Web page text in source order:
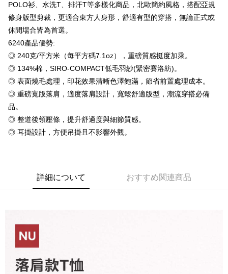
OP Pay Later
1. 本サービスは台湾大哥大によって提供され、台湾大哥大のユーザーは追
加の申請なしで即時に利用可能です。
2. 支払い方法で「OP Pay Later」を選択すると、注文が成立した後に自動
的に OP Pay Later の取引プロセスに移行し、携帯番号を確認後、分割払
いの回数や支払い期限を選択し、支払いを確認すると取引が完了します。
3. 実際の承認額、分割回数および費用については、後続の取引確認ページ
4. 注文成立後30分以内に確認取引を行わない場合や審査が通過しない場
合、注文は自動的にキャンセルされます。「転専審査」に未通過の状況が
発生した場合は、システムの評価基準に達していないことを意味し、評価
内容についての説明はいたしかねます。
1. 分割払いの金額は電信請求書に統合されず、「OP Pay Later」は毎月の
締め日後に支払いリマインダーのSMSを送信します。
1. 本サービスは「台湾大哥大株式会社」（以下「当社」といいます）によ
って提供され、ユーザーが取引時に本サービスを通じて商品やサービスを
購入できるようにし、店舗が売買／分割払い売買の債権を当社に譲渡した
後、契約に基づいて当社の請求書で帳款を支払うことになります。
AFTEE代金後払い
説明
一、 AFTEE代金後払いについて
1.お支払い方法でAFTEE代金後払いを選択すると、携帯電話認証ウィンド
ウが表示されます。
2.SMSで認証してお支払い手続を進めてください。
3.注文するときのお支払いは不要です。商品はご指定の住所に配送されま
4.ご注文が完了すると、携帯に支払い通知のSMSが届きます。アプリ会員
の場合は、AFTEE アプリプッシュ通知が届きます。
代金納付期限は最短で 14 日以内ですので、ご注意ください。AFTEE アプ
リをダウンロードして AFTEE 会員になるとお支払い期限を最長 45 日以内
とに計算されます。AFTEEで注文すると、商品を受け取るまで支払い期限
を延長できますが、商品を期限内に受け取れない場合があります（例：予
約商品や商品到着日が比較的遅い商品）。そのため、商品到着の有無に関
二、支払い限度額
配送方法
全家付款取貨
配送毎にNT$65、NT$899以上で送料無料
7-11付款取貨
宅配
配送毎にNT$65、NT$899以上で送料無料
POLO衫、水洗T、排汗T等多樣化商品，北歐簡約風格，搭配亞規
修身版型剪裁，更適合東方人身形，舒適有型的穿搭，無論正式或
休閒場合皆為首選。
6240產品優勢:
◎ 240克/平方米（每平方碼7.1oz），重磅質感挺度加乘。
◎ 134%棉，SIRO-COMPACT低毛羽紗(緊密賽洛紡)。
◎ 表面燒毛處理，印花效果清晰色澤飽滿，節省前置處理成本。
◎ 重磅寬版落肩，適度落肩設計，寬鬆舒適版型，潮流穿搭必備
品。
◎ 整道後領壓條，提升舒適度與細節質感。
◎ 耳掛設計，方便吊掛且不影響外觀。
詳細について おすすめ関連商品